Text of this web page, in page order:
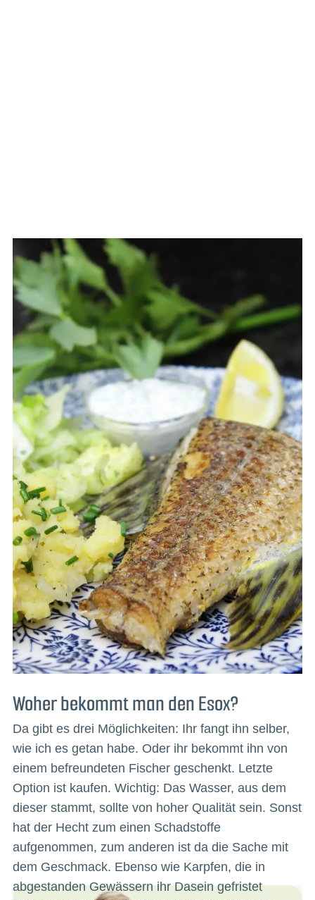
Woher bekommt man den Esox?
Da gibt es drei Möglichkeiten: Ihr fangt ihn selber,
wie ich es getan habe. Oder ihr bekommt ihn von
einem befreundeten Fischer geschenkt. Letzte
Option ist kaufen. Wichtig: Das Wasser, aus dem
dieser stammt, sollte von hoher Qualität sein. Sonst
hat der Hecht zum einen Schadstoffe
aufgenommen, zum anderen ist da die Sache mit
dem Geschmack. Ebenso wie Karpfen, die in
abgestanden Gewässern ihr Dasein gefristet